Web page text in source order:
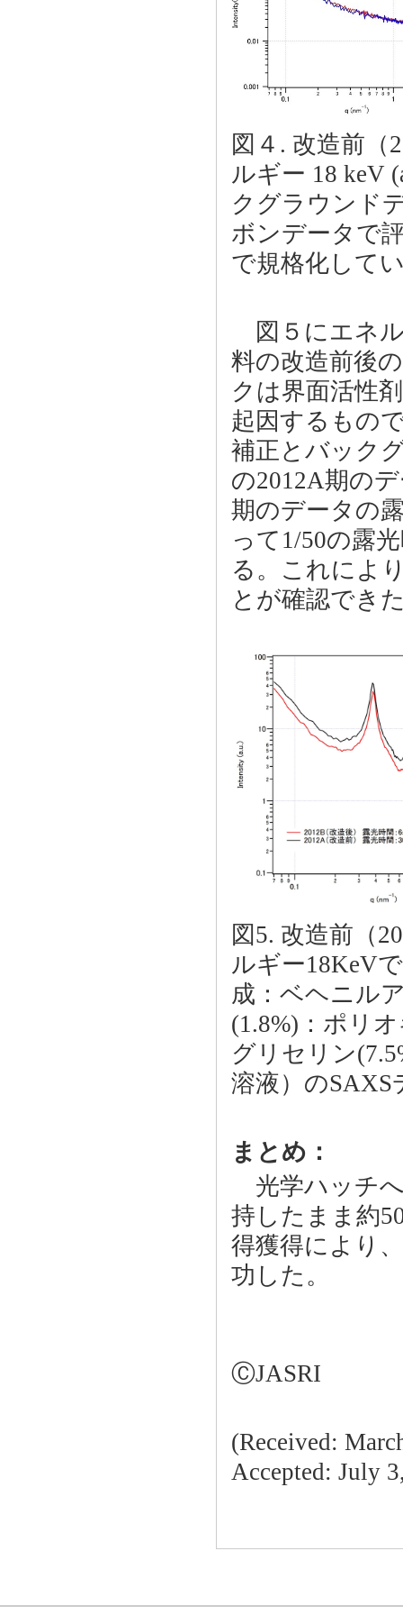
図４. 改造前（
ルギー 18 keV
クグラウンド
ボンデータで
で規格化して
図５にエネル
料の改造前後
クは界面活性
起因するもの
補正とバック
の2012A期の
期のデータの
って1/50の露
る。これによ
とが確認でき
図5. 改造前（
ルギー18KeV
成：ベヘニル
(1.8%)：ポリ
グリセリン
溶液）のSAXS
まとめ：
光学ハッチ
持したまま約
得獲得により
功した。
ⒸJASRI
(Received:
Accepted: July